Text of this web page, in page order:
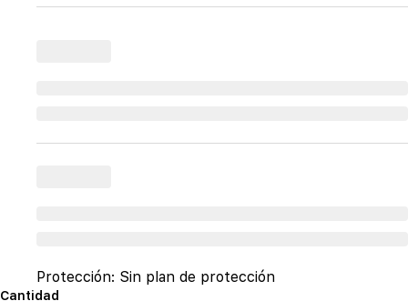
Protección: Sin plan de protección
Cantidad